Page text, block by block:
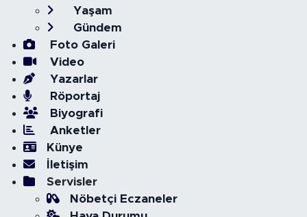
Yaşam
Gündem
Foto Galeri
Video
Yazarlar
Röportaj
Biyografi
Anketler
Künye
İletişim
Servisler
Nöbetçi Eczaneler